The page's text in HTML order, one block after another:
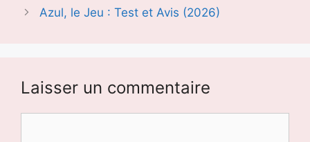
Azul, le Jeu : Test et Avis (2026)
Laisser un commentaire